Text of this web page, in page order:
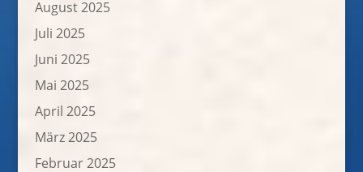
August 2025
Juli 2025
Juni 2025
Mai 2025
April 2025
März 2025
Februar 2025